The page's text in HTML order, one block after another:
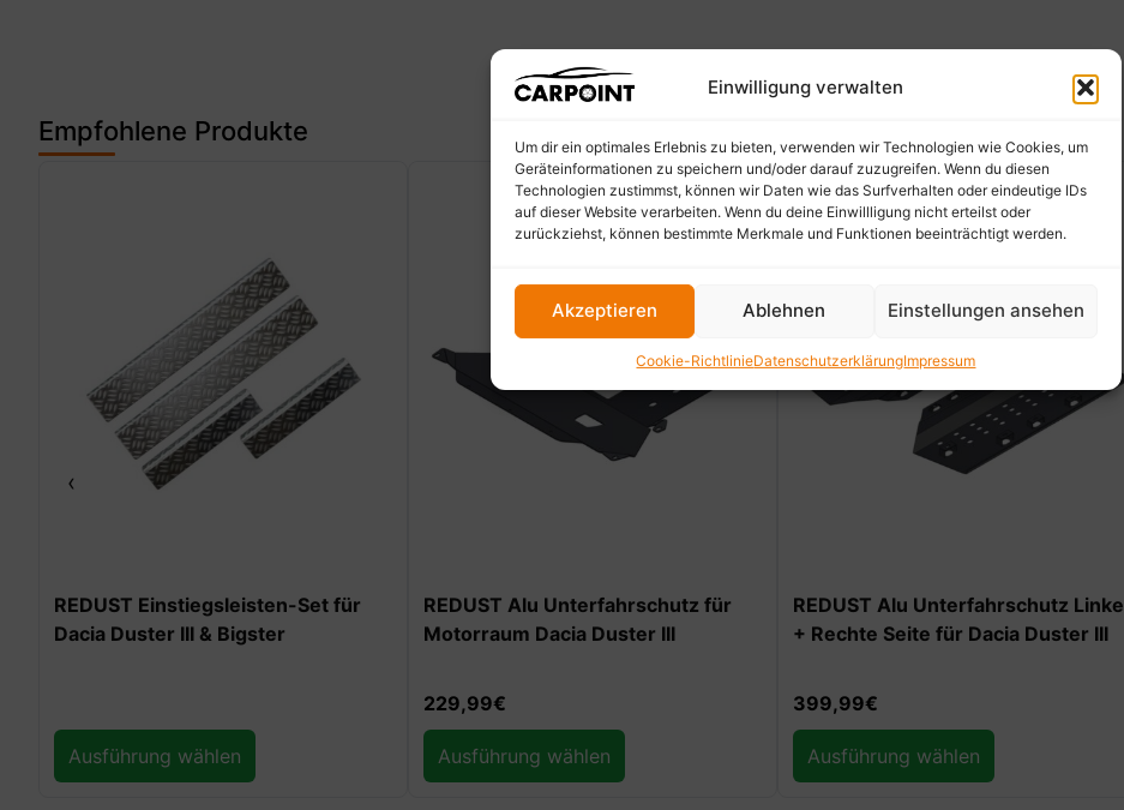
Einwilligung verwalten
Um dir ein optimales Erlebnis zu bieten, verwenden wir Technologien wie Cookies, um
Geräteinformationen zu speichern und/oder darauf zuzugreifen. Wenn du diesen
Technologien zustimmst, können wir Daten wie das Surfverhalten oder eindeutige IDs
auf dieser Website verarbeiten. Wenn du deine Einwillligung nicht erteilst oder
zurückziehst, können bestimmte Merkmale und Funktionen beeinträchtigt werden.
Akzeptieren Ablehnen Einstellungen ansehen
Cookie-RichtlinieDatenschutzerklärungImpressum
Empfohlene Produkte
‹
REDUST Einstiegsleisten-Set für
Dacia Duster III & Bigster
Ausführung wählen
REDUST Alu Unterfahrschutz für
Motorraum Dacia Duster III
229,99€
Ausführung wählen
REDUST Alu Unterfahrschutz Linke
+ Rechte Seite für Dacia Duster III
399,99€
Ausführung wählen